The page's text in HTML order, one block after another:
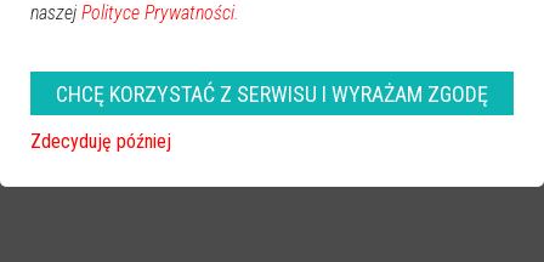
2026-01-26 12:05
naszej Polityce Prywatności.
CHCĘ KORZYSTAĆ Z SERWISU I WYRAŻAM ZGODĘ
Zdecyduję później